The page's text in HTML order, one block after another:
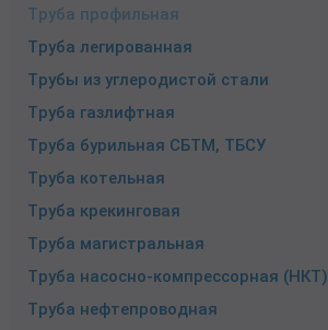
Труба профильная
Труба легированная
Трубы из углеродистой стали
Труба газлифтная
Труба бурильная СБТМ, ТБСУ
Труба котельная
Труба крекинговая
Труба магистральная
Труба насосно-компрессорная (НКТ)
Труба нефтепроводная